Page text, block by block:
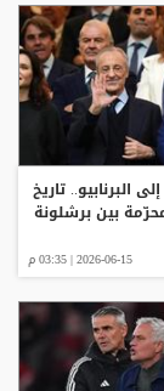
البرنابيو.. تاريخ
بين برشلونة
2026-06-15 | 03:35 م